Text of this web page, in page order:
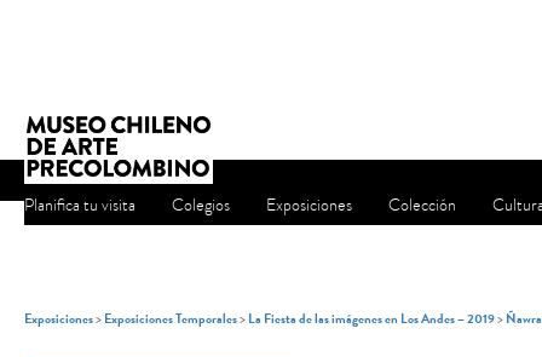
Planifica tu visita Colegios Exposiciones Colección
Exposiciones>Exposiciones Temporales>La Fiesta de las imágenes en Los Andes – 2019>